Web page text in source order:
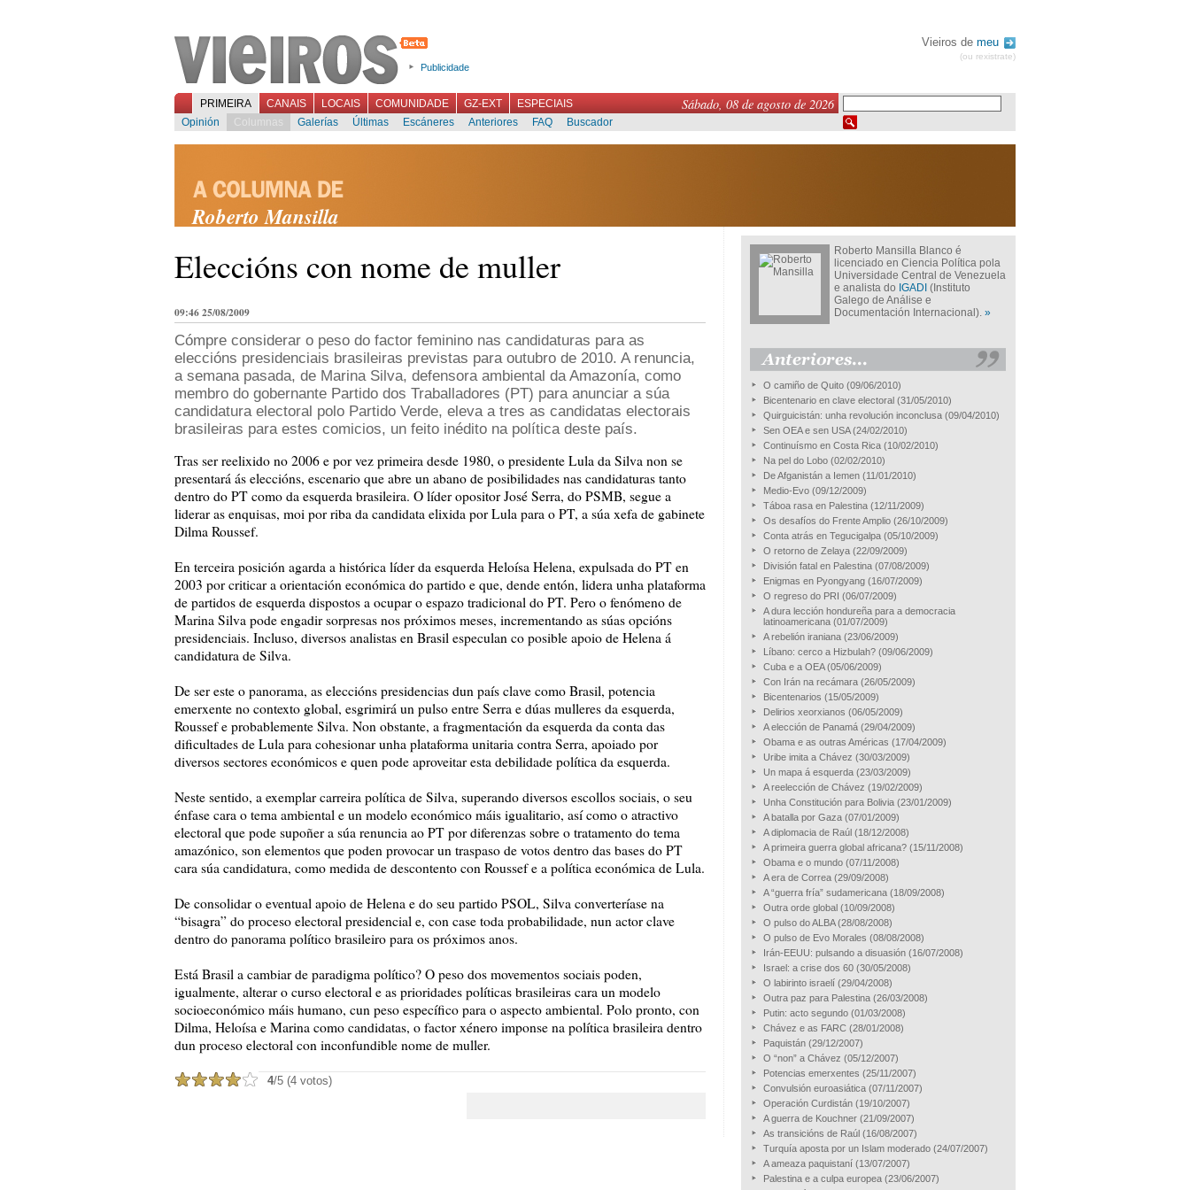
Publicidade
Vieiros de meu
(ou rexistrate)
Sábado, 08 de agosto de 2026
PRIMEIRA CANAIS LOCAIS COMUNIDADE GZ-EXT
ESPECIAIS
Opinión
Columnas Galerías Últimas Escáneres Anteriores FAQ Buscador
Roberto Mansilla
Eleccións con nome de muller
09:46 25/08/2009
Cómpre considerar o peso do factor feminino nas candidaturas para as
eleccións presidenciais brasileiras previstas para outubro de 2010. A renuncia,
a semana pasada, de Marina Silva, defensora ambiental da Amazonía, como
membro do gobernante Partido dos Traballadores (PT) para anunciar a súa
candidatura electoral polo Partido Verde, eleva a tres as candidatas electorais
brasileiras para estes comicios, un feito inédito na política deste país.
Tras ser reelixido no 2006 e por vez primeira desde 1980, o presidente Lula da Silva non se
presentará ás eleccións, escenario que abre un abano de posibilidades nas candidaturas tanto
dentro do PT como da esquerda brasileira. O líder opositor José Serra, do PSMB, segue a
liderar as enquisas, moi por riba da candidata elixida por Lula para o PT, a súa xefa de gabinete
Dilma Roussef.
En terceira posición agarda a histórica líder da esquerda Heloísa Helena, expulsada do PT en
2003 por criticar a orientación económica do partido e que, dende entón, lidera unha plataforma
de partidos de esquerda dispostos a ocupar o espazo tradicional do PT. Pero o fenómeno de
Marina Silva pode engadir sorpresas nos próximos meses, incrementando as súas opcións
presidenciais. Incluso, diversos analistas en Brasil especulan co posible apoio de Helena á
candidatura de Silva.
De ser este o panorama, as eleccións presidencias dun país clave como Brasil, potencia
emerxente no contexto global, esgrimirá un pulso entre Serra e dúas mulleres da esquerda,
Roussef e probablemente Silva. Non obstante, a fragmentación da esquerda da conta das
dificultades de Lula para cohesionar unha plataforma unitaria contra Serra, apoiado por
diversos sectores económicos e quen pode aproveitar esta debilidade política da esquerda.
Neste sentido, a exemplar carreira política de Silva, superando diversos escollos sociais, o seu
énfase cara o tema ambiental e un modelo económico máis igualitario, así como o atractivo
electoral que pode supoñer a súa renuncia ao PT por diferenzas sobre o tratamento do tema
amazónico, son elementos que poden provocar un traspaso de votos dentro das bases do PT
cara súa candidatura, como medida de descontento con Roussef e a política económica de Lula.
De consolidar o eventual apoio de Helena e do seu partido PSOL, Silva converteríase na
“bisagra” do proceso electoral presidencial e, con case toda probabilidade, nun actor clave
dentro do panorama político brasileiro para os próximos anos.
Está Brasil a cambiar de paradigma político? O peso dos movementos sociais poden,
igualmente, alterar o curso electoral e as prioridades políticas brasileiras cara un modelo
socioeconómico máis humano, cun peso específico para o aspecto ambiental. Polo pronto, con
Dilma, Heloísa e Marina como candidatas, o factor xénero imponse na política brasileira dentro
dun proceso electoral con inconfundible nome de muller.
4/5 (4 votos)
Roberto Mansilla Blanco é
licenciado en Ciencia Política pola
Universidade Central de Venezuela
e analista do IGADI (Instituto
Galego de Análise e
Documentación Internacional). »
O camiño de Quito (09/06/2010)
Bicentenario en clave electoral (31/05/2010)
Quirguicistán: unha revolución inconclusa (09/04/2010)
Sen OEA e sen USA(24/02/2010)
Continuísmo en Costa Rica (10/02/2010)
Na pel do Lobo (02/02/2010)
De Afganistán a Iemen (11/01/2010)
Medio-Evo (09/12/2009)
Táboa rasa en Palestina (12/11/2009)
Os desafíos do Frente Amplio (26/10/2009)
Conta atrás en Tegucigalpa (05/10/2009)
O retorno de Zelaya (22/09/2009)
División fatal en Palestina (07/08/2009)
Enigmas en Pyongyang (16/07/2009)
O regreso do PRI (06/07/2009)
A dura lección hondureña para a democracia
latinoamericana (01/07/2009)
A rebelión iraniana (23/06/2009)
Líbano: cerco a Hizbulah? (09/06/2009)
Cuba e a OEA(05/06/2009)
Con Irán na recámara (26/05/2009)
Bicentenarios (15/05/2009)
Delirios xeorxianos (06/05/2009)
A elección de Panamá (29/04/2009)
Obama e as outras Américas (17/04/2009)
Uribe imita a Chávez (30/03/2009)
Un mapa á esquerda (23/03/2009)
A reelección de Chávez (19/02/2009)
Unha Constitución para Bolivia (23/01/2009)
A batalla por Gaza (07/01/2009)
A diplomacia de Raúl (18/12/2008)
A primeira guerra global africana? (15/11/2008)
Obama e o mundo (07/11/2008)
A era de Correa (29/09/2008)
A “guerra fría” sudamericana (18/09/2008)
Outra orde global (10/09/2008)
O pulso do ALBA(28/08/2008)
O pulso de Evo Morales (08/08/2008)
Irán-EEUU: pulsando a disuasión (16/07/2008)
Israel: a crise dos 60 (30/05/2008)
O labirinto israelí (29/04/2008)
Outra paz para Palestina (26/03/2008)
Putin: acto segundo (01/03/2008)
Chávez e as FARC (28/01/2008)
Paquistán (29/12/2007)
O “non” a Chávez (05/12/2007)
Potencias emerxentes (25/11/2007)
Convulsión euroasiática (07/11/2007)
Operación Curdistán (19/10/2007)
A guerra de Kouchner (21/09/2007)
As transicións de Raúl (16/08/2007)
Turquía aposta por un Islam moderado (24/07/2007)
A ameaza paquistaní (13/07/2007)
Palestina e a culpa europea (23/06/2007)